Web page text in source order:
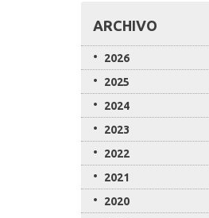
ARCHIVO
2026
2025
2024
2023
2022
2021
2020